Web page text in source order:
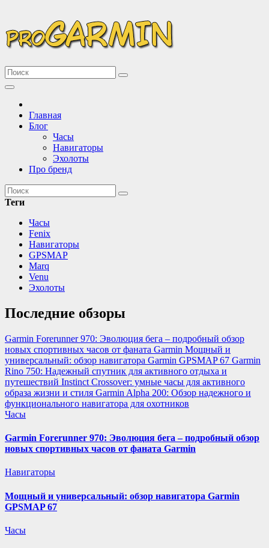
содержимому
Все про Garmin
Описание и сравнение новинок техники Garmin
Главная
Блог
Часы
Навигаторы
Эхолоты
Про бренд
Теги
Часы
Fenix
Навигаторы
GPSMAP
Marq
Venu
Эхолоты
Последние обзоры
Garmin Forerunner 970: Эволюция бега – подробный обзор
новых спортивных часов от фаната Garmin Мощный и
универсальный: обзор навигатора Garmin GPSMAP 67 Garmin
Rino 750: Надежный спутник для активного отдыха и
путешествий Instinct Crossover: умные часы для активного
образа жизни и стиля Garmin Alpha 200: Обзор надежного и
функционального навигатора для охотников
Часы
Garmin Forerunner 970: Эволюция бега – подробный обзор
новых спортивных часов от фаната Garmin
Навигаторы
Мощный и универсальный: обзор навигатора Garmin
GPSMAP 67
Часы